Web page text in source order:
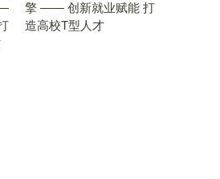
擎 —— 创新就业赋能 打
造高校T型人才